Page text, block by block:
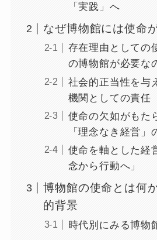
「実践」へ
なぜ博物館には使命
存在理由としての
の博物館が必要な
社会的正当性を
機関としての責任
使命の欠如がも
「理念なき経営」
使命を軸とした
念から行動へ」
博物館の使命とは何
的背景
時代別にみる博物